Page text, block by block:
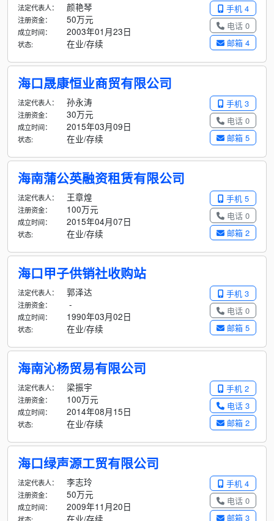
手机 4
电话 0
邮箱 4
法定代表人： 颜艳琴
注册资金： 50万元
成立时间： 2003年01月23日
状态: 在业/存续
海口晟康恒业商贸有限公司
手机 3
电话 0
邮箱 5
法定代表人： 孙永涛
注册资金： 30万元
成立时间： 2015年03月09日
状态: 在业/存续
海南蒲公英融资租赁有限公司
手机 5
电话 0
邮箱 2
法定代表人： 王章煌
注册资金： 100万元
成立时间： 2015年04月07日
状态: 在业/存续
海口甲子供销社收购站
手机 3
电话 0
邮箱 5
法定代表人： 郭泽达
注册资金： -
成立时间： 1990年03月02日
状态: 在业/存续
海南沁杨贸易有限公司
手机 2
电话 3
邮箱 2
法定代表人： 梁振宇
注册资金： 100万元
成立时间： 2014年08月15日
状态: 在业/存续
海口绿声源工贸有限公司
手机 4
电话 0
邮箱 3
法定代表人： 李志玲
注册资金： 50万元
成立时间： 2009年11月20日
在业/存续